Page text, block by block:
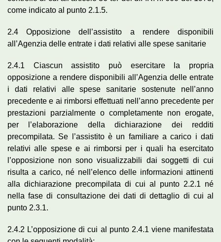
come indicato al punto 2.1.5.
2.4 Opposizione dell’assistito a rendere disponibili
all’Agenzia delle entrate i dati relativi alle spese sanitarie
2.4.1 Ciascun assistito può esercitare la propria
opposizione a rendere disponibili all’Agenzia delle entrate
i dati relativi alle spese sanitarie sostenute nell’anno
precedente e ai rimborsi effettuati nell’anno precedente per
prestazioni parzialmente o completamente non erogate,
per l’elaborazione della dichiarazione dei redditi
precompilata. Se l’assistito è un familiare a carico i dati
relativi alle spese e ai rimborsi per i quali ha esercitato
l’opposizione non sono visualizzabili dai soggetti di cui
risulta a carico, né nell’elenco delle informazioni attinenti
alla dichiarazione precompilata di cui al punto 2.2.1 né
nella fase di consultazione dei dati di dettaglio di cui al
punto 2.3.1.
2.4.2 L’opposizione di cui al punto 2.4.1 viene manifestata